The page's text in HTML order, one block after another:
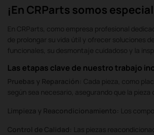
¡En CRParts somos
En CRParts, como empresa profesional
de prolongar su vida útil y ofrecer soluciones
funcionales, su desmontaje cuidadoso y la
Las etapas clave de nuestro trabajo
Pruebas y Reparación: Cada pieza, como
según sea necesario, asegurando que la
Limpieza y Reacondicionamiento: Los
Control de Calidad: Las piezas